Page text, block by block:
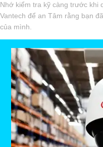
Nhớ kiểm tra kỹ càng trước khi
Vantech để an Tâm rằng bạn
của mình.